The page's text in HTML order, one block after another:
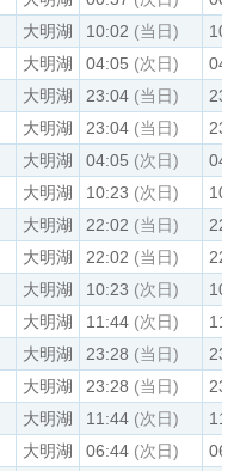
大明湖 10:02 (当日)
大明湖 04:05 (次日)
大明湖 23:04 (当日)
大明湖 23:04 (当日)
大明湖 04:05 (次日)
大明湖 10:23 (次日)
大明湖 22:02 (当日)
大明湖 22:02 (当日)
大明湖 10:23 (次日)
大明湖 11:44 (次日)
大明湖 23:28 (当日)
大明湖 23:28 (当日)
大明湖 11:44 (次日)
大明湖 06:44 (次日)